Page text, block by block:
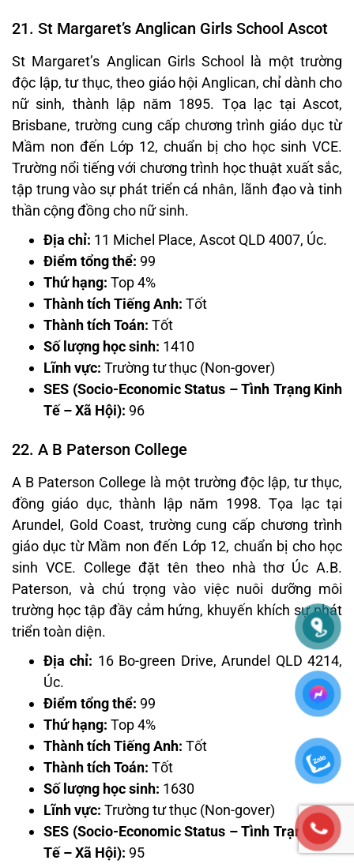
21. St Margaret’s Anglican Girls School Ascot
St Margaret’s Anglican Girls School là một trường
độc lập, tư thục, theo giáo hội Anglican, chỉ dành cho
nữ sinh, thành lập năm 1895. Tọa lạc tại Ascot,
Brisbane, trường cung cấp chương trình giáo dục từ
Mầm non đến Lớp 12, chuẩn bị cho học sinh VCE.
Trường nổi tiếng với chương trình học thuật xuất sắc,
tập trung vào sự phát triển cá nhân, lãnh đạo và tinh
thần cộng đồng cho nữ sinh.
Địa chỉ: 11 Michel Place, Ascot QLD 4007, Úc.
Điểm tổng thể: 99
Thứ hạng: Top 4%
Thành tích Tiếng Anh: Tốt
Thành tích Toán: Tốt
Số lượng học sinh: 1410
Lĩnh vực: Trường tư thục (Non-gover)
SES (Socio-Economic Status – Tình Trạng Kinh
Tế – Xã Hội): 96
22. A B Paterson College
A B Paterson College là một trường độc lập, tư thục,
đồng giáo dục, thành lập năm 1998. Tọa lạc tại
Arundel, Gold Coast, trường cung cấp chương trình
giáo dục từ Mầm non đến Lớp 12, chuẩn bị cho học
sinh VCE. College đặt tên theo nhà thơ Úc A.B.
Paterson, và chú trọng vào việc nuôi dưỡng môi
trường học tập đầy cảm hứng, khuyến khích sự phát
triển toàn diện.
Địa chỉ: 16 Bo-green Drive, Arundel QLD 4214,
Úc.
Điểm tổng thể: 99
Thứ hạng: Top 4%
Thành tích Tiếng Anh: Tốt
Thành tích Toán: Tốt
Số lượng học sinh: 1630
Lĩnh vực: Trường tư thục (Non-gover)
SES (Socio-Economic Status – Tình Trạng Kinh
Tế – Xã Hội): 95